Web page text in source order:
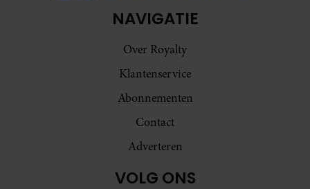
NAVIGATIE
Over Royalty
Klantenservice
Abonnementen
Contact
Adverteren
VOLG ONS